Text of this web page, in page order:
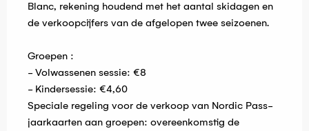
Blanc, rekening houdend met het aantal skidagen en
de verkoopcijfers van de afgelopen twee seizoenen.
Groepen :
- Volwassenen sessie: €8
- Kindersessie: €4,60
Speciale regeling voor de verkoop van Nordic Pass-
jaarkaarten aan groepen: overeenkomstig de